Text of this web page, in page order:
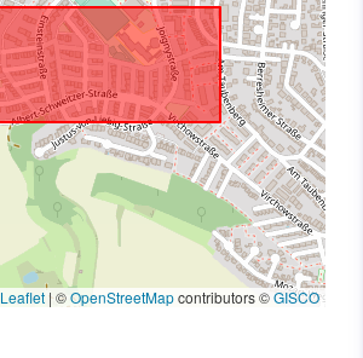
Leaflet|©OpenStreetMapcontributors ©GISCO